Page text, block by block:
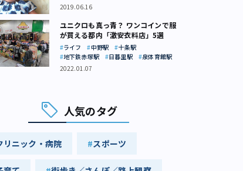
2019.06.16
ユニクロも真っ青？ ワンコインで服
が買える都内「激安衣料店」5選
ライフ 中野駅
十条駅
地下鉄赤塚駅
日暮里駅
泉体育館駅
2022.01.07
人気のタグ
リニック・病院 スポーツ